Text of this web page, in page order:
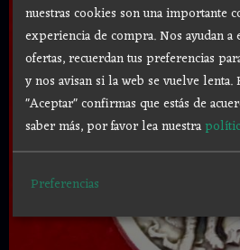
nuestras cookies son una importante
experiencia de compra. Nos ayudan a
ofertas, recuerdan tus preferencias
y nos avisan si la web se vuelve
"Aceptar" confirmas que estás de
saber más, por favor lea nuestra
Preferencias